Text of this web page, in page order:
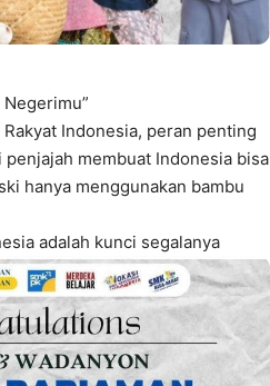
Indonesia, peran penting
membuat Indonesia bisa
hanya menggunakan bambu
adalah kunci segalanya